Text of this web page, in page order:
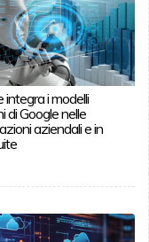
integra i modelli
di Google nelle
aziendali e in